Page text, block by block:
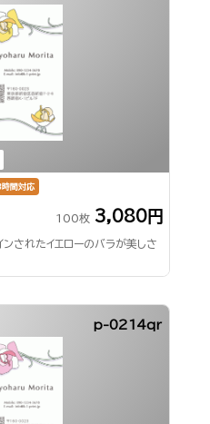
時間対応
100枚 3,080円
ンされたイエローのバラが美しさ
p-0214qr